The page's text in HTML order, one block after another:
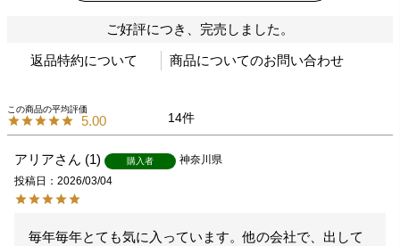
ご好評につき、完売しました。
返品特約について 商品についてのお問い合わせ
5.00 14
アリア 1 購入者
神奈川県
投稿日
2026/03/04
毎年毎年とても気に入っています。他の会社で、出して